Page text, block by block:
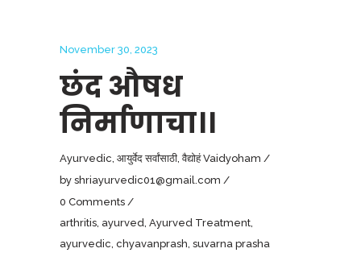
November 30, 2023
छंद औषध
निर्माणाचा।।
Ayurvedic, आयुर्वेद सर्वांसाठी,वैद्योहं Vaidyoham
by shriayurvedic01@gmail.com
0 Comments
arthritis, ayurved, Ayurved Treatment,
ayurvedic, chyavanprash, suvarna prasha